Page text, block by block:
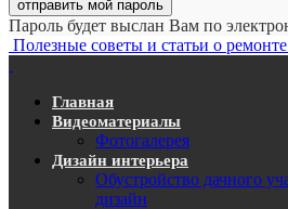
Пароль будет выслан Вам по
Полезные советы и статьи о ремонте
Главная
Видеоматериалы
Фотогалерея
Дизайн интерьера
Обустройство дачного
дизайн